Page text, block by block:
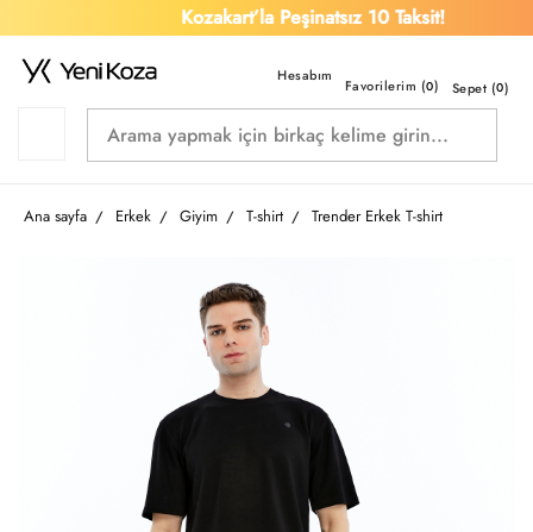
Kozakart’la Peşinatsız 10 Taksit!
Favorilerim (0) Sepet (0)
Ana sayfa Erkek Giyim T-shirt Trender Erkek T-shirt